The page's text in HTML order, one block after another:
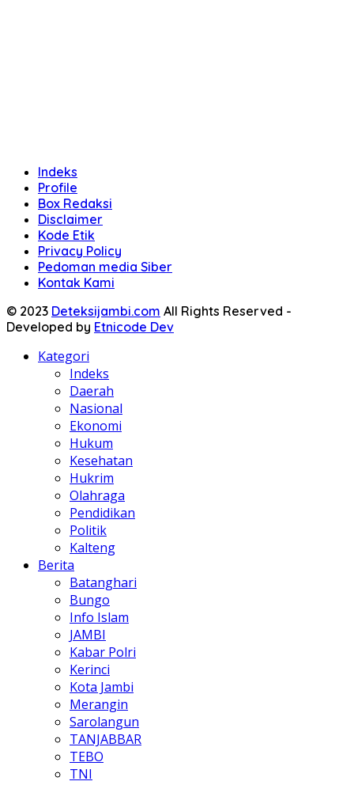
Indeks
Profile
Box Redaksi
Disclaimer
Kode Etik
Privacy Policy
Pedoman media Siber
Kontak Kami
© 2023 Deteksijambi.com All Rights Reserved -
Developed by Etnicode Dev
Kategori
Indeks
Daerah
Nasional
Ekonomi
Hukum
Kesehatan
Hukrim
Olahraga
Pendidikan
Politik
Kalteng
Berita
Batanghari
Bungo
Info Islam
JAMBI
Kabar Polri
Kerinci
Kota Jambi
Merangin
Sarolangun
TANJABBAR
TEBO
TNI